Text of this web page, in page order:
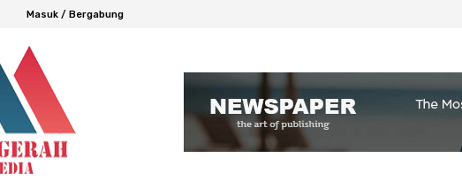
Masuk / Bergabung